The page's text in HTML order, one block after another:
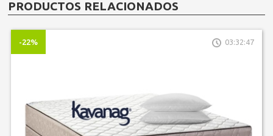
PRODUCTOS RELACIONADOS
-22% 03:32:47